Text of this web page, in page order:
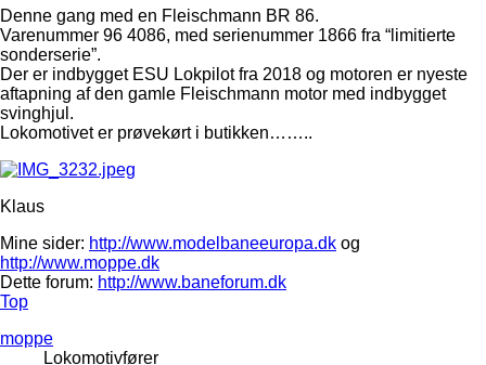
Denne gang med en Fleischmann BR 86.
Varenummer 96 4086, med serienummer 1866 fra “limitierte
sonderserie”.
Der er indbygget ESU Lokpilot fra 2018 og motoren er nyeste
aftapning af den gamle Fleischmann motor med indbygget
svinghjul.
Lokomotivet er prøvekørt i butikken……..
Klaus
Mine sider: http://www.modelbaneeuropa.dk og
http://www.moppe.dk
Dette forum: http://www.baneforum.dk
Top
moppe
Lokomotivfører